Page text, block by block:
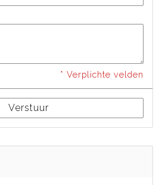
* Verplichte velden
Verstuur